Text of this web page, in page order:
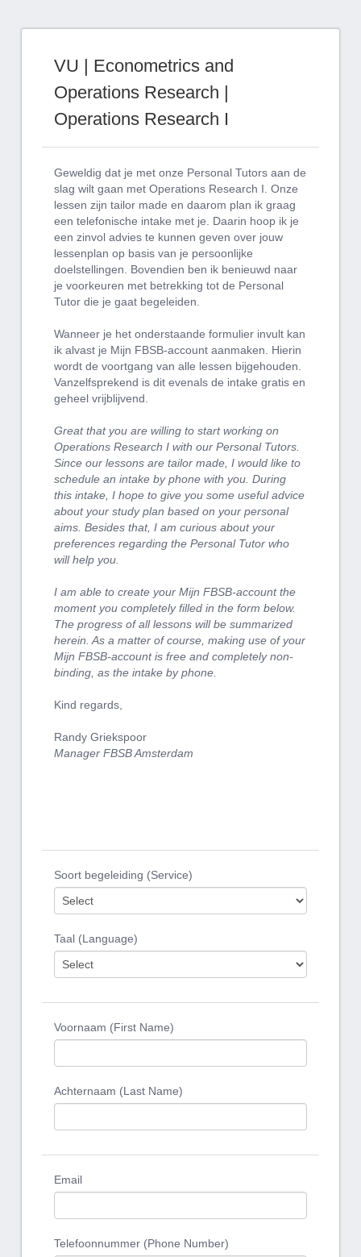
VU | Econometrics and
Operations Research |
Operations Research I
Geweldig dat je met onze Personal Tutors aan de
slag wilt gaan met Operations Research I. Onze
lessen zijn tailor made en daarom plan ik graag
een telefonische intake met je. Daarin hoop ik je
een zinvol advies te kunnen geven over jouw
lessenplan op basis van je persoonlijke
doelstellingen. Bovendien ben ik benieuwd naar
je voorkeuren met betrekking tot de Personal
Tutor die je gaat begeleiden.
Wanneer je het onderstaande formulier invult kan
ik alvast je Mijn FBSB-account aanmaken. Hierin
wordt de voortgang van alle lessen bijgehouden.
Vanzelfsprekend is dit evenals de intake gratis en
geheel vrijblijvend.
Great that you are willing to start working on
Operations Research I with our Personal Tutors.
Since our lessons are tailor made, I would like to
schedule an intake by phone with you. During
this intake, I hope to give you some useful advice
about your study plan based on your personal
aims. Besides that, I am curious about your
preferences regarding the Personal Tutor who
will help you.
I am able to create your Mijn FBSB-account the
moment you completely filled in the form below.
The progress of all lessons will be summarized
herein. As a matter of course, making use of your
Mijn FBSB-account is free and completely non-
binding, as the intake by phone.
Kind regards,
Randy Griekspoor
Manager FBSB Amsterdam
Soort begeleiding (Service)
Taal (Language)
Voornaam (First Name)
Achternaam (Last Name)
Email
Telefoonnummer (Phone Number)